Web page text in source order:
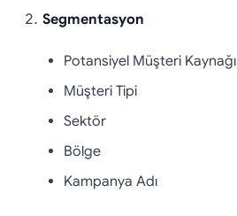
Segmentasyon
Potansiyel Müşteri Kaynağı
Müşteri Tipi
Sektör
Bölge
Kampanya Adı